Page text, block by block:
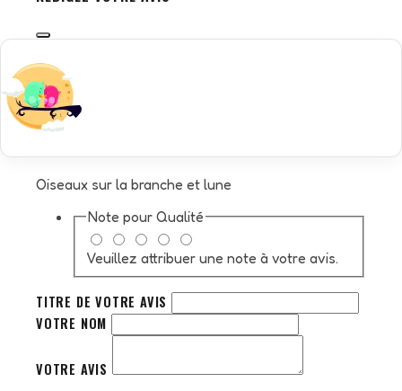
Oiseaux sur la branche et lune
Note pour Qualité
Veuillez attribuer une note à votre avis.
TITRE DE VOTRE AVIS
VOTRE NOM
VOTRE AVIS